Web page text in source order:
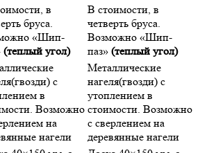
в
бруса.
«Шип-
(теплый угол)
В стоимости, в
четверть бруса.
Возможно «Шип-
паз» (теплый угол)
с
в
Возможно
на
нагели
Металлические
нагеля(гвозди) с
утоплением в
стоимости. Возможно
с сверлением на
деревянные нагели